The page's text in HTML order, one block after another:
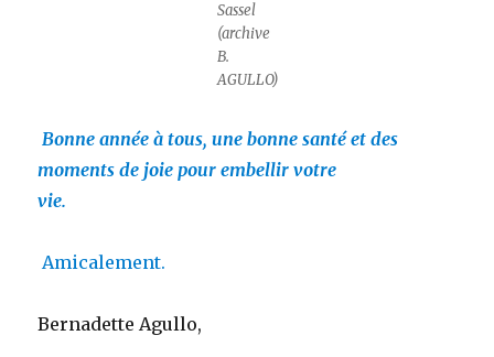
Sassel
(archive
B.
AGULLO)
Bonne année à tous, une bonne santé et des
moments de joie pour embellir votre
vie.
Amicalement.
Bernadette Agullo,